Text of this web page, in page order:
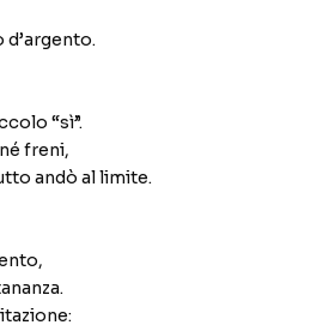
d’argento.
“sì”.
freni,
andò al limite.